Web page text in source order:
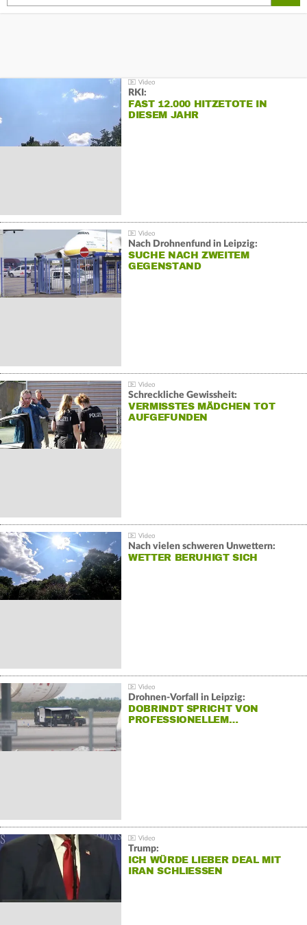
RKI:
FAST 12.000 HITZETOTE IN
DIESEM JAHR
Nach Drohnenfund in Leipzig:
SUCHE NACH ZWEITEM
GEGENSTAND
Schreckliche Gewissheit:
VERMISSTES MÄDCHEN TOT
AUFGEFUNDEN
Nach vielen schweren Unwettern:
WETTER BERUHIGT SICH
Drohnen-Vorfall in Leipzig:
DOBRINDT SPRICHT VON
PROFESSIONELLEM…
Trump:
ICH WÜRDE LIEBER DEAL MIT
IRAN SCHLIESSEN